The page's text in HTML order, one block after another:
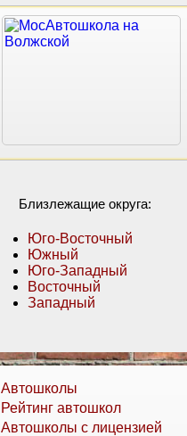
Близлежащие округа:
Юго-Восточный
Южный
Юго-Западный
Восточный
Западный
Автошколы
Рейтинг автошкол
Автошколы с лицензией